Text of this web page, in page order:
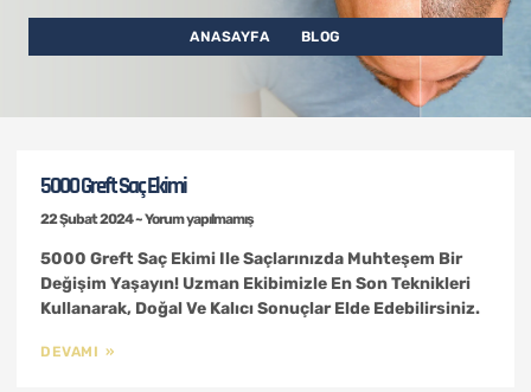
ANASAYFA BLOG
5000 Greft Saç Ekimi
22 Şubat 2024 Yorum yapılmamış
5000 Greft Saç Ekimi Ile Saçlarınızda Muhteşem Bir
Değişim Yaşayın! Uzman Ekibimizle En Son Teknikleri
Kullanarak, Doğal Ve Kalıcı Sonuçlar Elde Edebilirsiniz.
DEVAMI »